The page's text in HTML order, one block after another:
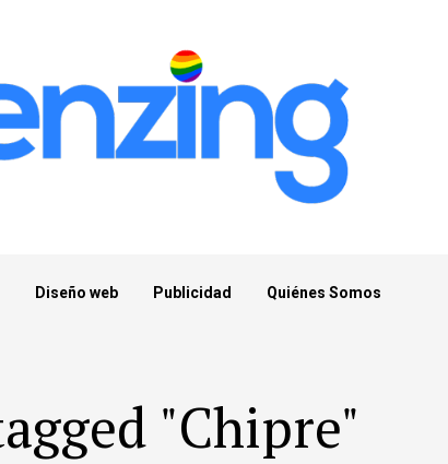
Diseño web Publicidad Quiénes Somos
"Chipre"